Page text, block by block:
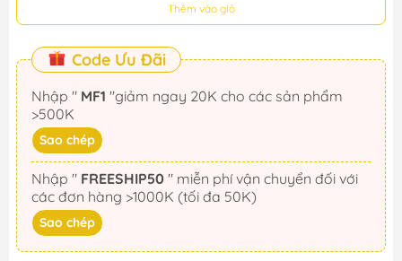
Thêm vào giỏ
Code Ưu Đãi
Nhập " MF1
>500K
Sao chép
Nhập " FREESHIP50
các đơn hàng >1000K (tối đa 50K)
Sao chép